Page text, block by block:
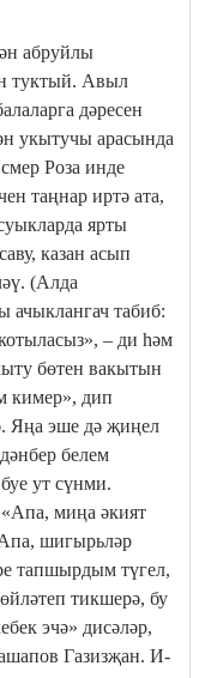
абруйлы
туктый. Авыл
дәресен
укытучы арасында
Роза инде
таңнар иртә ата,
ярты
казан асып
(Алда
ачыклангач табиб:
– ди һәм
бөтен вакытын
кимер», дип
Яңа эше дә җиңел
белем
ут сүнми.
миңа әкият
шигырьләр
тапшырдым түгел,
тикшерә, бу
эчә» дисәләр,
Газизҗан. И-